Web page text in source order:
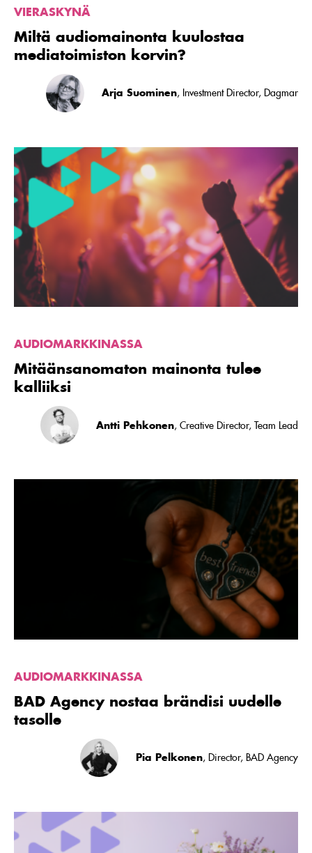
VIERASKYNÄ
Miltä audiomainonta kuulostaa
mediatoimiston korvin?
Arja Suominen, Investment Director, Dagmar
Lue
artikkeli
Mitäänsanomaton
mainonta
tulee
kalliiksi
AUDIOMARKKINASSA
Mitäänsanomaton mainonta tulee
kalliiksi
Antti Pehkonen, Creative Director, Team Lead
AUDIOMARKKINASSA
BAD Agency nostaa brändisi uudelle
tasolle
Pia Pelkonen, Director, BAD Agency
Lue
artikkeli
Kesällä